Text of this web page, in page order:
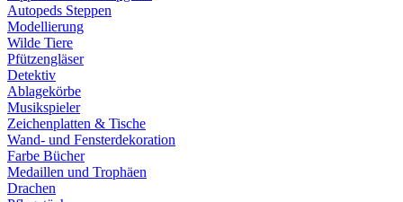
Autopeds Steppen
Modellierung
Wilde Tiere
Pfützengläser
Detektiv
Ablagekörbe
Musikspieler
Zeichenplatten & Tische
Wand- und Fensterdekoration
Farbe Bücher
Medaillen und Trophäen
Drachen